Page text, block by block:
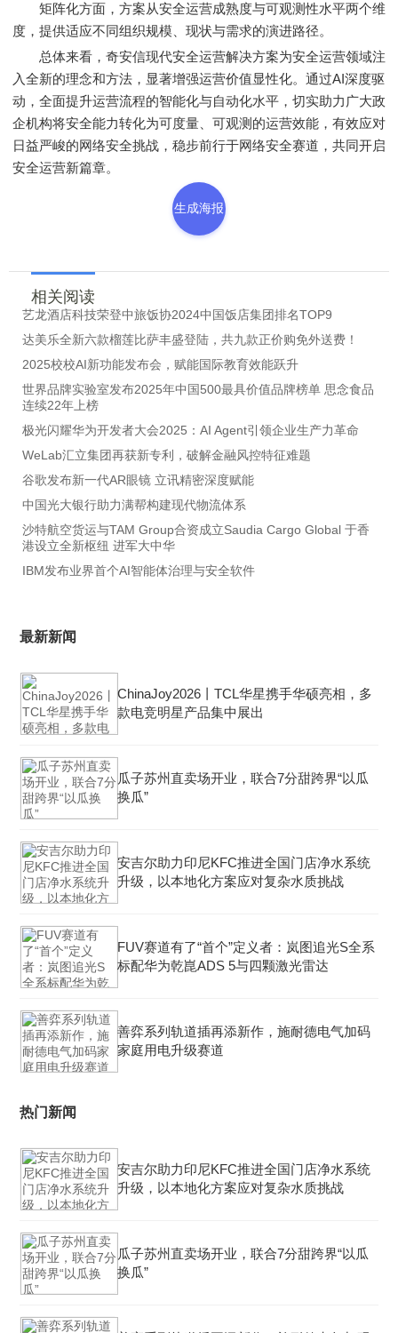
矩阵化方面，方案从安全运营成熟度与可观测性水平两个维
度，提供适应不同组织规模、现状与需求的演进路径。
总体来看，奇安信现代安全运营解决方案为安全运营领域注
入全新的理念和方法，显著增强运营价值显性化。通过AI深度驱
动，全面提升运营流程的智能化与自动化水平，切实助力广大政
企机构将安全能力转化为可度量、可观测的运营效能，有效应对
日益严峻的网络安全挑战，稳步前行于网络安全赛道，共同开启
安全运营新篇章。
生成海报
相关阅读
艺龙酒店科技荣登中旅饭协2024中国饭店集团排名TOP9
达美乐全新六款榴莲比萨丰盛登陆，共九款正价购免外送费！
2025校校AI新功能发布会，赋能国际教育效能跃升
世界品牌实验室发布2025年中国500最具价值品牌榜单 思念食品
连续22年上榜
极光闪耀华为开发者大会2025：AI Agent引领企业生产力革命
WeLab汇立集团再获新专利，破解金融风控特征难题
谷歌发布新一代AR眼镜 立讯精密深度赋能
中国光大银行助力满帮构建现代物流体系
沙特航空货运与TAM Group合资成立Saudia Cargo Global 于香
港设立全新枢纽 进军大中华
IBM发布业界首个AI智能体治理与安全软件
最新新闻
ChinaJoy2026丨TCL华星携手华硕亮相，多
款电竞明星产品集中展出
瓜子苏州直卖场开业，联合7分甜跨界“以瓜
换瓜”
安吉尔助力印尼KFC推进全国门店净水系统
升级，以本地化方案应对复杂水质挑战
FUV赛道有了“首个”定义者：岚图追光S全系
标配华为乾崑ADS 5与四颗激光雷达
善弈系列轨道插再添新作，施耐德电气加码
家庭用电升级赛道
热门新闻
安吉尔助力印尼KFC推进全国门店净水系统
升级，以本地化方案应对复杂水质挑战
瓜子苏州直卖场开业，联合7分甜跨界“以瓜
换瓜”